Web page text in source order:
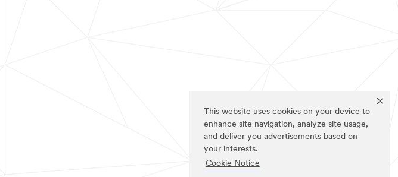
This website uses cookies on your device to
enhance site navigation, analyze site usage,
and deliver you advertisements based on
your interests.
Cookie Notice